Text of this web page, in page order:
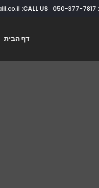
CALL US: 050-377-7817
דף הבית